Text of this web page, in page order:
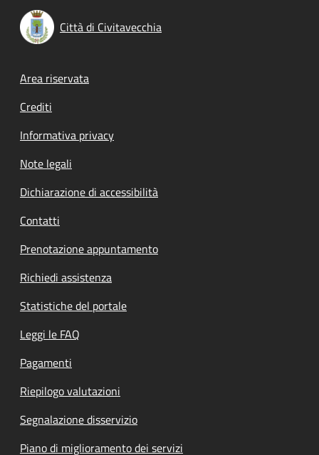
Città di Civitavecchia
Footer menu
Area riservata
Crediti
Informativa privacy
Note legali
Dichiarazione di accessibilità
Contatti
Prenotazione appuntamento
Richiedi assistenza
Statistiche del portale
Leggi le FAQ
Pagamenti
Riepilogo valutazioni
Segnalazione disservizio
Piano di miglioramento dei servizi